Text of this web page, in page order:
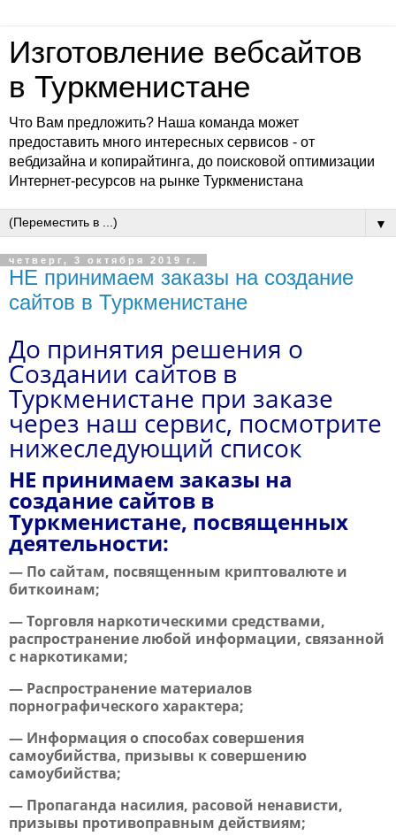
Изготовление вебсайтов
в Туркменистане
Что Вам предложить? Наша команда может
предоставить много интересных сервисов - от
вебдизайна и копирайтинга, до поисковой оптимизации
Интернет-ресурсов на рынке Туркменистана
▼
четверг, 3 октября 2019 г.
НЕ принимаем заказы на создание
сайтов в Туркменистане
До принятия решения о
Создании сайтов в
Туркменистане при заказе
через наш сервис, посмотрите
нижеследующий список
НЕ принимаем заказы на
создание сайтов в
Туркменистане, посвященных
деятельности:
— По сайтам, посвященным криптовалюте и
биткоинам;
— Торговля наркотическими средствами,
распространение любой информации, связанной
с наркотиками;
— Распространение материалов
порнографического характера;
— Информация о способах совершения
самоубийства, призывы к совершению
самоубийства;
— Пропаганда насилия, расовой ненависти,
призывы противоправным действиям;